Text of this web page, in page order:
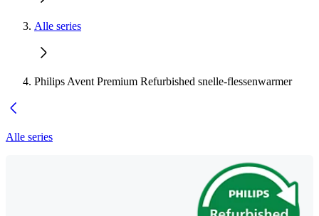
Alle series
Philips Avent Premium Refurbished snelle-flessenwarmer
Alle series